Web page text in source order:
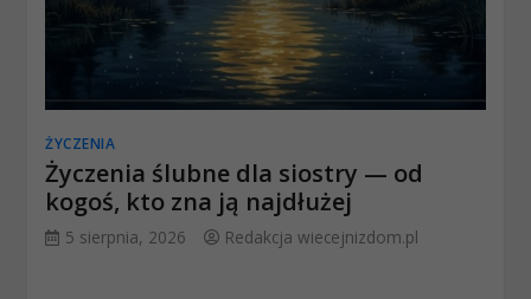
ŻYCZENIA
Życzenia ślubne dla siostry — od
kogoś, kto zna ją najdłużej
5 sierpnia, 2026 Redakcja wiecejnizdom.pl